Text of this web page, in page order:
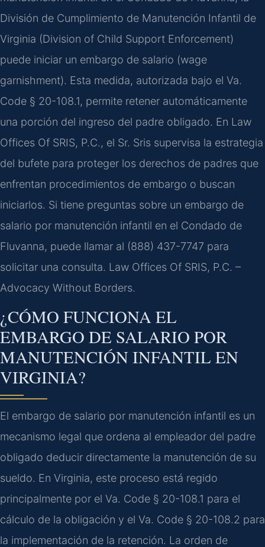
División de Cumplimiento de Manutención Infantil de
Virginia (Division of Child Support Enforcement)
puede iniciar un embargo de salario (wage
garnishment). Esta medida, autorizada bajo el Va.
Code § 20-108.1, permite retener automáticamente
una porción del ingreso del padre obligado. En Law
Offices Of SRIS, P.C., el Sr. Sris supervisa la estrategia
del bufete para proteger los derechos de padres que
enfrentan procedimientos de embargo o buscan
iniciarlos. Si tiene preguntas sobre un embargo de
salario por manutención infantil en el Condado de
Fluvanna, puede llamar al (888) 437-7747 para
solicitar una consulta. Law Offices Of SRIS, P.C. –
Advocacy Without Borders.
¿CÓMO FUNCIONA EL
EMBARGO DE SALARIO POR
MANUTENCIÓN INFANTIL EN
VIRGINIA?
El embargo de salario por manutención infantil es un
mecanismo legal que ordena al empleador del padre
obligado deducir directamente la manutención de su
sueldo. En Virginia, este proceso está regido
principalmente por el Va. Code § 20-108.1 para el
cálculo de la obligación y el Va. Code § 20-108.2 para
la implementación de la retención. La orden de